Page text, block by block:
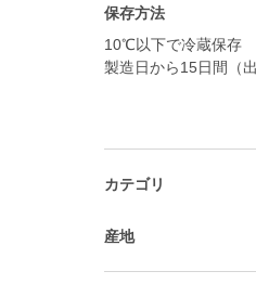
保存方法
10℃以下で冷蔵保存
製造日から15日間（
カテゴリ
産地